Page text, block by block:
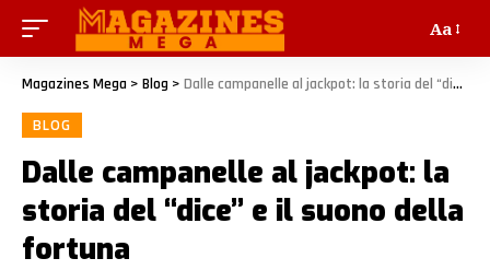
Aa
Magazines Mega > Blog > Dalle campanelle al jackpot: la storia del “dice” e il suono della fortuna
BLOG
Dalle campanelle al jackpot: la
storia del “dice” e il suono della
fortuna